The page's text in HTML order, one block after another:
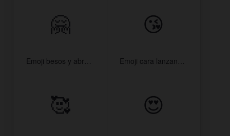
🤗
Emoji besos y abrazos
😘
Emoji cara lanzando beso
🥰 😍